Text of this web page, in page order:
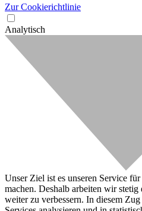
Zur Cookierichtlinie
Analytisch
Unser Ziel ist es unseren Service
machen. Deshalb arbeiten wir
weiter zu verbessern. In diesem